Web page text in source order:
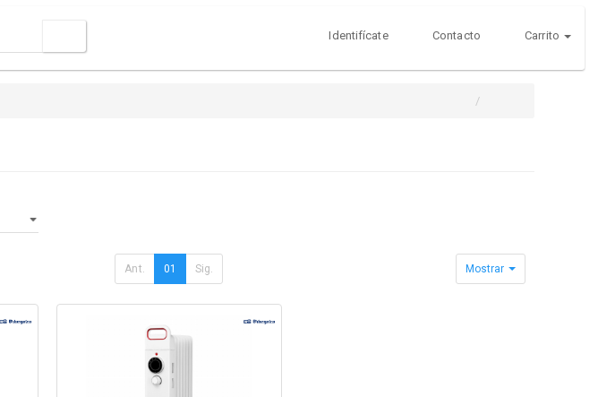
Identifícate Contacto Carrito
Ant. 01 Sig. Mostrar